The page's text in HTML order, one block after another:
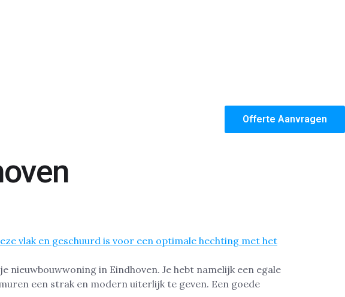
Offerte Aanvragen
in Eindhoven. Je hebt namelijk een egale
een strak en modern uiterlijk te geven. Een goede